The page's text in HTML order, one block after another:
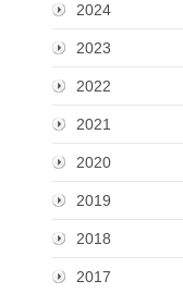
2024
2023
2022
2021
2020
2019
2018
2017